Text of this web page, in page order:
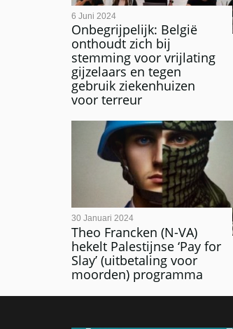
Onbegrijpelijk: België
onthoudt zich bij
stemming voor vrijlating
gijzelaars en tegen
gebruik ziekenhuizen
voor terreur
6 Juni 2024
Theo Francken (N-VA)
hekelt Palestijnse ‘Pay for
Slay’ (uitbetaling voor
moorden) programma
30 Januari 2024